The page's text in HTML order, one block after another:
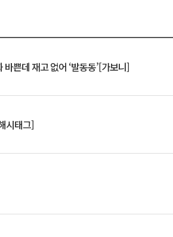
쁜데 재고 없어 ‘발동동’[가보니]
시태그]